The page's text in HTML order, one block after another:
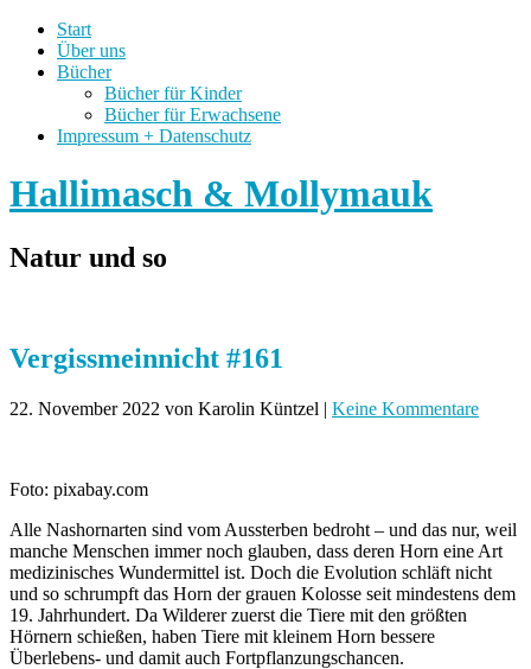
Start
Über uns
Bücher
Bücher für Kinder
Bücher für Erwachsene
Impressum + Datenschutz
Hallimasch & Mollymauk
Natur und so
Vergissmeinnicht #161
22. November 2022 von Karolin Küntzel | Keine Kommentare
Foto: pixabay.com
Alle Nashornarten sind vom Aussterben bedroht – und das nur, weil
manche Menschen immer noch glauben, dass deren Horn eine Art
medizinisches Wundermittel ist. Doch die Evolution schläft nicht
und so schrumpft das Horn der grauen Kolosse seit mindestens dem
19. Jahrhundert. Da Wilderer zuerst die Tiere mit den größten
Hörnern schießen, haben Tiere mit kleinem Horn bessere
Überlebens- und damit auch Fortpflanzungschancen.